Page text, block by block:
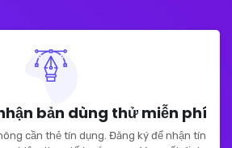
bản dùng thử miễn phí
cần thẻ tín dụng. Đăng ký để nhận tín